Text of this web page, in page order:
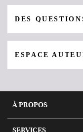
DES
ESPACE
À PROPOS
SERVICES